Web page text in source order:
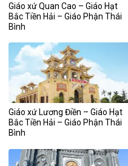
Giáo xứ Quan Cao – Giáo Hạt
Bắc Tiền Hải – Giáo Phận Thái
Bình
Giáo xứ Lương Điền – Giáo Hạt
Bắc Tiền Hải – Giáo Phận Thái
Bình